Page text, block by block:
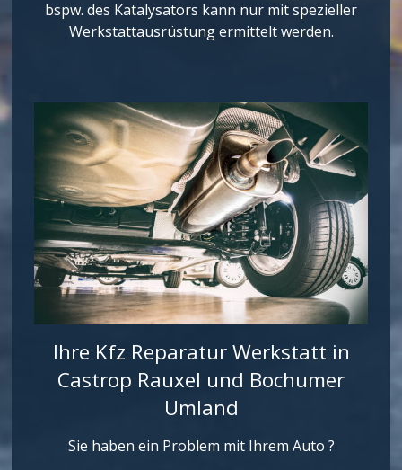
bspw. des Katalysators kann nur mit spezieller
Werkstattausrüstung ermittelt werden.
Ihre Kfz Reparatur Werkstatt in
Castrop Rauxel und Bochumer
Umland
Sie haben ein Problem mit Ihrem Auto ?